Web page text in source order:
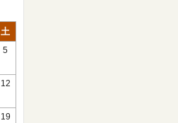
土
5
12
19